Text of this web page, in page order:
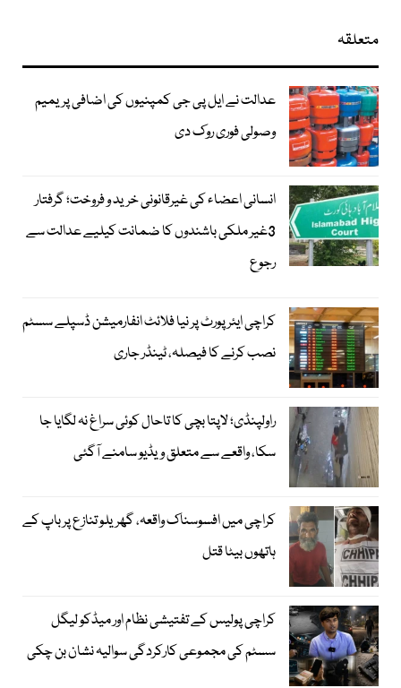
متعلقہ
عدالت نے ایل پی جی کمپنیوں کی اضافی پریمیم
وصولی فوری روک دی
انسانی اعضاء کی غیرقانونی خرید و فروخت؛ گرفتار
3غیر ملکی باشندوں کا ضمانت کیلیے عدالت سے
رجوع
کراچی ایئرپورٹ پر نیا فلائٹ انفارمیشن ڈسپلے سسٹم
نصب کرنے کا فیصلہ، ٹینڈر جاری
راولپنڈی؛ لاپتا بچی کا تاحال کوئی سراغ نہ لگایا جا
سکا، واقعے سے متعلق ویڈیو سامنے آگئی
کراچی میں افسوسناک واقعہ، گھریلو تنازع پر باپ کے
ہاتھوں بیٹا قتل
کراچی پولیس کے تفتیشی نظام اور میڈکو لیگل
سسٹم کی مجموعی کارکردگی سوالیہ نشان بن چکی